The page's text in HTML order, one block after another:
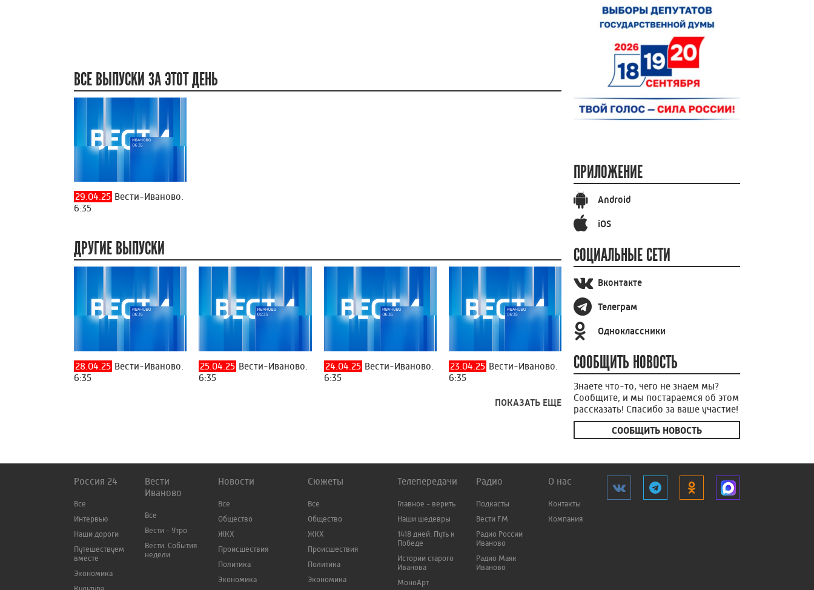
ВСЕ ВЫПУСКИ ЗА ЭТОТ ДЕНЬ
29.04.25 Вести-Иваново.
6:35
ДРУГИЕ ВЫПУСКИ
28.04.25 Вести-Иваново.
6:35
25.04.25 Вести-Иваново.
6:35
24.04.25 Вести-Иваново.
6:35
23.04.25 Вести-Иваново.
6:35
ПОКАЗАТЬ ЕЩЕ
ПРИЛОЖЕНИЕ
Android
iOS
СОЦИАЛЬНЫЕ СЕТИ
Вконтакте
Телеграм
Одноклассники
СООБЩИТЬ НОВОСТЬ
Знаете что-то, чего не знаем мы?
Сообщите, и мы постараемся об этом
рассказать! Спасибо за ваше участие!
СООБЩИТЬ НОВОСТЬ
Россия 24
Все
Интервью
Наши дороги
Путешествуем
вместе
Экономика
Вести
Иваново
Все
Вести - Утро
Вести. События
недели
Новости
Все
Общество
ЖКХ
Происшествия
Политика
Экономика
Сюжеты
Все
Общество
ЖКХ
Происшествия
Политика
Экономика
Телепередачи
Главное - верить
Наши шедевры
1418 дней: Путь к
Победе
Истории старого
Иванова
МоноАрт
Радио
Подкасты
Вести FM
Радио России
Иваново
Радио Маяк
Иваново
О нас
Контакты
Компания